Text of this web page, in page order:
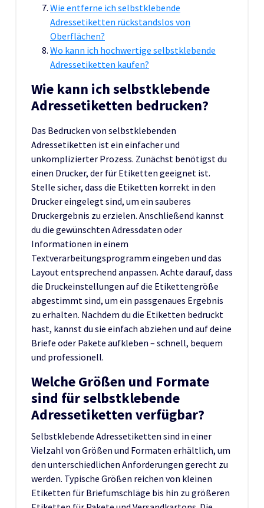
Wie entferne ich selbstklebende
Adressetiketten rückstandslos von
Oberflächen?
Wo kann ich hochwertige selbstklebende
Adressetiketten kaufen?
Wie kann ich selbstklebende
Adressetiketten bedrucken?
Das Bedrucken von selbstklebenden
Adressetiketten ist ein einfacher und
unkomplizierter Prozess. Zunächst benötigst du
einen Drucker, der für Etiketten geeignet ist.
Stelle sicher, dass die Etiketten korrekt in den
Drucker eingelegt sind, um ein sauberes
Druckergebnis zu erzielen. Anschließend kannst
du die gewünschten Adressdaten oder
Informationen in einem
Textverarbeitungsprogramm eingeben und das
Layout entsprechend anpassen. Achte darauf, dass
die Druckeinstellungen auf die Etikettengröße
abgestimmt sind, um ein passgenaues Ergebnis
zu erhalten. Nachdem du die Etiketten bedruckt
hast, kannst du sie einfach abziehen und auf deine
Briefe oder Pakete aufkleben – schnell, bequem
und professionell.
Welche Größen und Formate
sind für selbstklebende
Adressetiketten verfügbar?
Selbstklebende Adressetiketten sind in einer
Vielzahl von Größen und Formaten erhältlich, um
den unterschiedlichen Anforderungen gerecht zu
werden. Typische Größen reichen von kleinen
Etiketten für Briefumschläge bis hin zu größeren